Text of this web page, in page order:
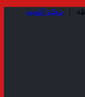
مجلة النخبة